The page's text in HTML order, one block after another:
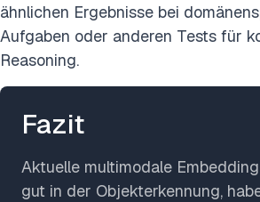
ähnlichen Ergebnisse bei
Aufgaben oder anderen Tests für
Reasoning.
Fazit
Aktuelle multimodale
gut in der Objekterkennung,